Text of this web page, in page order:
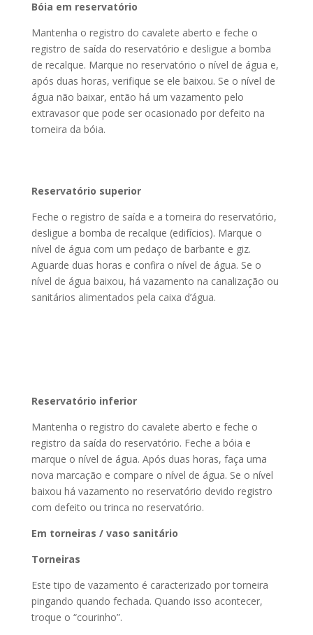
Bóia em reservatório
Mantenha o registro do cavalete aberto e feche o
registro de saída do reservatório e desligue a bomba
de recalque. Marque no reservatório o nível de água e,
após duas horas, verifique se ele baixou. Se o nível de
água não baixar, então há um vazamento pelo
extravasor que pode ser ocasionado por defeito na
torneira da bóia.
Reservatório superior
Feche o registro de saída e a torneira do reservatório,
desligue a bomba de recalque (edifícios). Marque o
nível de água com um pedaço de barbante e giz.
Aguarde duas horas e confira o nível de água. Se o
nível de água baixou, há vazamento na canalização ou
sanitários alimentados pela caixa d’água.
Reservatório inferior
Mantenha o registro do cavalete aberto e feche o
registro da saída do reservatório. Feche a bóia e
marque o nível de água. Após duas horas, faça uma
nova marcação e compare o nível de água. Se o nível
baixou há vazamento no reservatório devido registro
com defeito ou trinca no reservatório.
Em torneiras / vaso sanitário
Torneiras
Este tipo de vazamento é caracterizado por torneira
pingando quando fechada. Quando isso acontecer,
troque o “courinho”.